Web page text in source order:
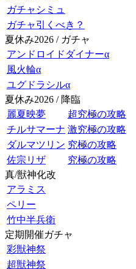
ガチャシミュ
ガチャ引くべき？
夏休み2026 / ガチャ
アンドロイドダイナーα
風火輪α
ユグドラシルα
夏休み2026 / 降臨
麗夏映夢
超究極の攻略
チルサマーナ 激究極の攻略
ダルマツリン 究極の攻略
佐宗リザ
究極の攻略
真/獣神化改
アラミス
ペリー
竹中半兵衛
定期開催ガチャ
彩獣神祭
超獣神祭